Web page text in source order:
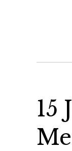
15